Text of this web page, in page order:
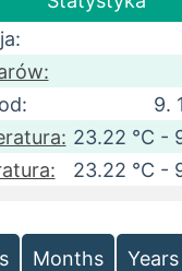
9.
23.22 °C -
23.22 °C -
Months Years